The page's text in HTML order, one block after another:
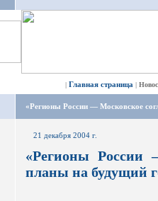
| Главная страница |
«Регионы России — Московское
21 декабря 2004 г.
«Регионы России
планы на будущий